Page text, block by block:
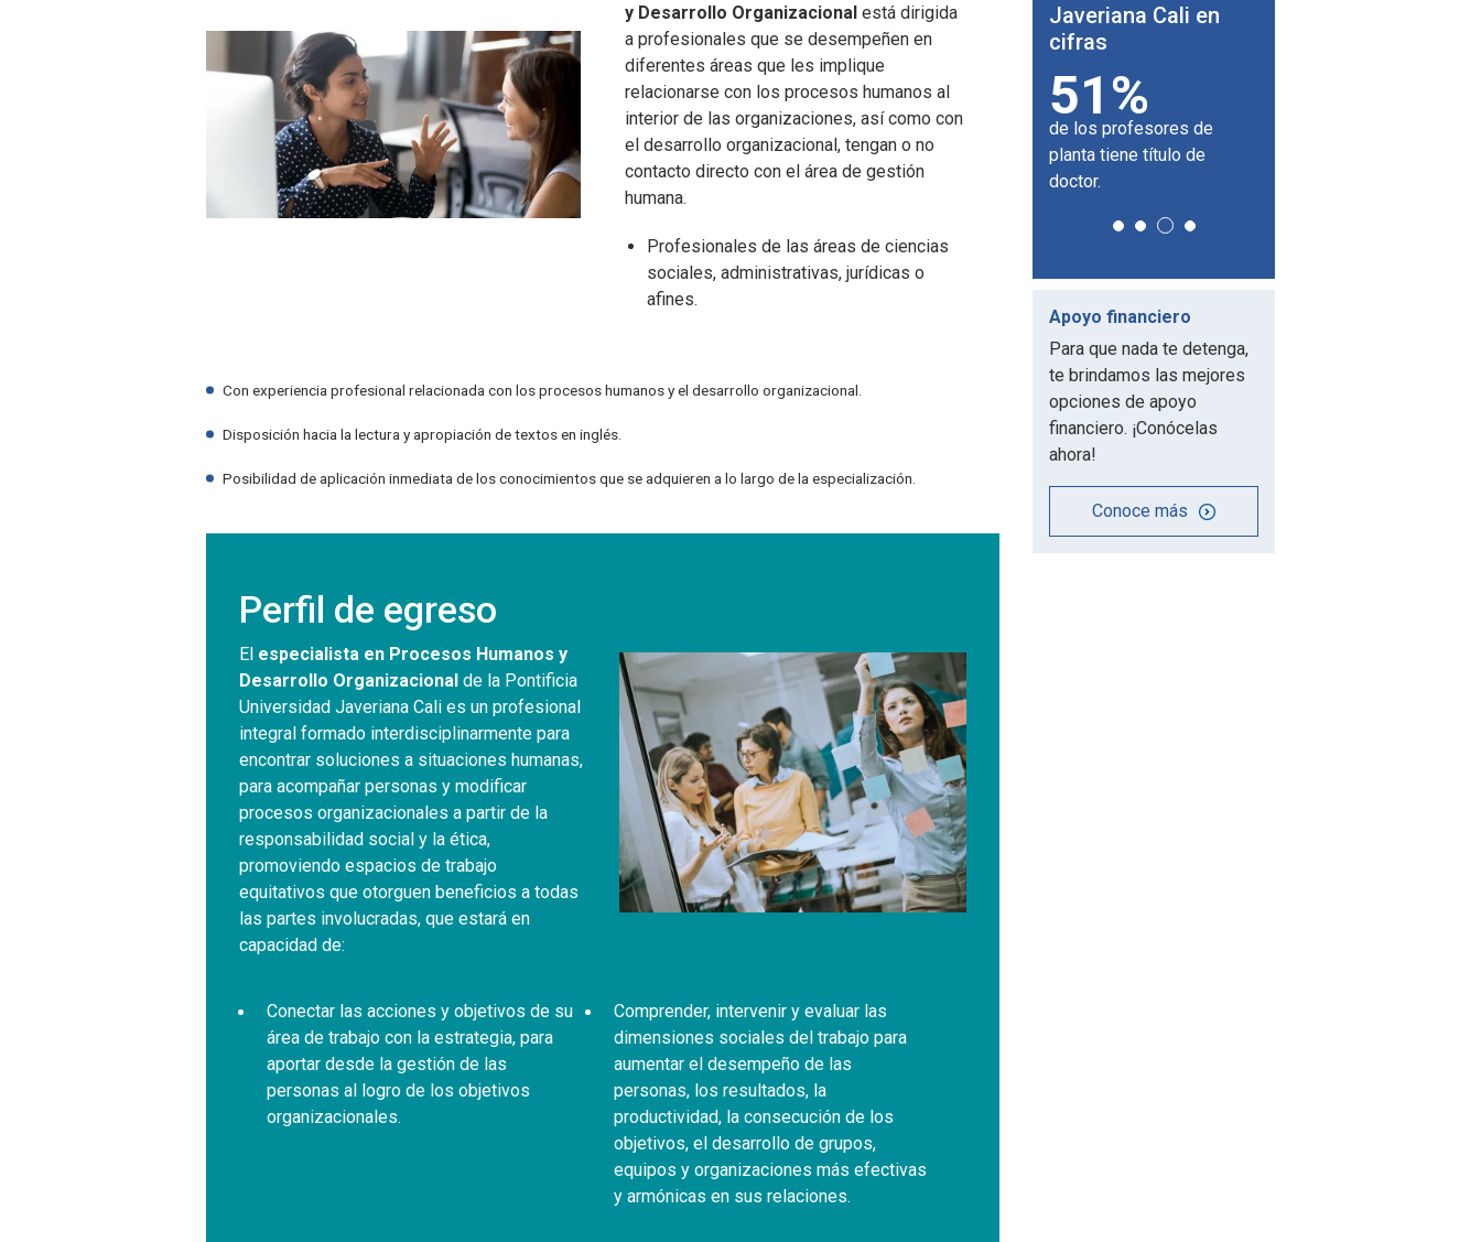
y Desarrollo Organizacional está dirigida
a profesionales que se desempeñen en
diferentes áreas que les implique
relacionarse con los procesos humanos al
interior de las organizaciones, así como con
el desarrollo organizacional, tengan o no
contacto directo con el área de gestión
humana.
Profesionales de las áreas de ciencias
sociales, administrativas, jurídicas o
afines.
Con experiencia profesional relacionada con los procesos humanos y el desarrollo organizacional.
Disposición hacia la lectura y apropiación de textos en inglés.
Posibilidad de aplicación inmediata de los conocimientos que se adquieren a lo largo de la especialización.
Perfil de egreso
El especialista en Procesos Humanos y
Desarrollo Organizacional de la Pontificia
Universidad Javeriana Cali es un profesional
integral formado interdisciplinarmente para
encontrar soluciones a situaciones humanas,
para acompañar personas y modificar
procesos organizacionales a partir de la
responsabilidad social y la ética,
promoviendo espacios de trabajo
equitativos que otorguen beneficios a todas
las partes involucradas, que estará en
capacidad de:
Conectar las acciones y objetivos de su
área de trabajo con la estrategia, para
aportar desde la gestión de las
personas al logro de los objetivos
organizacionales.
Comprender, intervenir y evaluar las
dimensiones sociales del trabajo para
aumentar el desempeño de las
personas, los resultados, la
productividad, la consecución de los
objetivos, el desarrollo de grupos,
equipos y organizaciones más efectivas
y armónicas en sus relaciones.
51%
de los profesores de
planta tiene título de
cifras
180
universidades aliadas en
el mundo.
Javeriana Cali en
cifras
14
posgrados tiene la
Facultad de Humanidades
y Ciencias Sociales.
Javeriana Cali en
Cifras
1.347
profesores en la
universidad.
Javeriana Cali en
cifras
51%
de los profesores de
planta tiene título de
doctor.
Apoyo financiero
Para que nada te detenga,
te brindamos las mejores
opciones de apoyo
financiero. ¡Conócelas
ahora!
Conoce más